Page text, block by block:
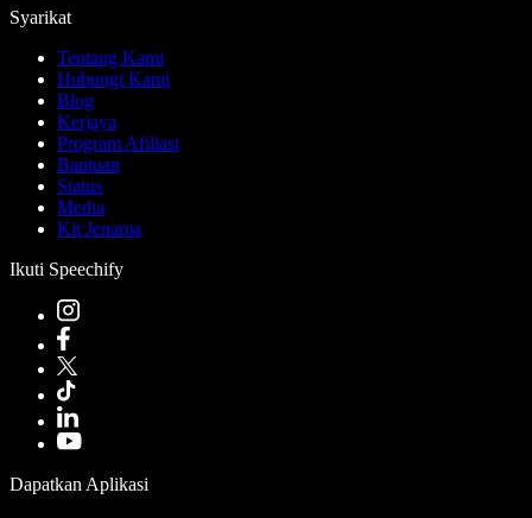
Syarikat
Tentang Kami
Hubungi Kami
Blog
Kerjaya
Program Afiliasi
Bantuan
Status
Media
Kit Jenama
Ikuti Speechify
Dapatkan Aplikasi